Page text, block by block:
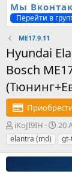
Мы
Перейти в
ME17.9.11
Hyundai
Bosch
А
в
т
о
iKoJI9IH
Д
а
т
а
20
elantra (md)